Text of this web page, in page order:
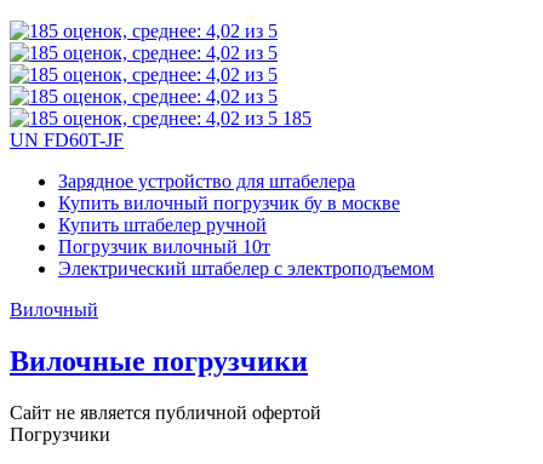
185
UN FD60T-JF
Зарядное устройство для штабелера
Купить вилочный погрузчик бу в москве
Купить штабелер ручной
Погрузчик вилочный 10т
Электрический штабелер с электроподъемом
Вилочный
Вилочные погрузчики
Сайт не является публичной офертой
Погрузчики